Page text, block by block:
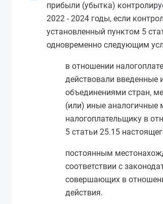
прибыли (убытка)
2022 - 2024 годы, если
установленный пунктом 5
одновременно следующим
в отношении
действовали
объединениями стран,
(или) иные аналогичные
налогоплательщику в
5 статьи 25.15
постоянным
соответствии с
совершающих в
действия.